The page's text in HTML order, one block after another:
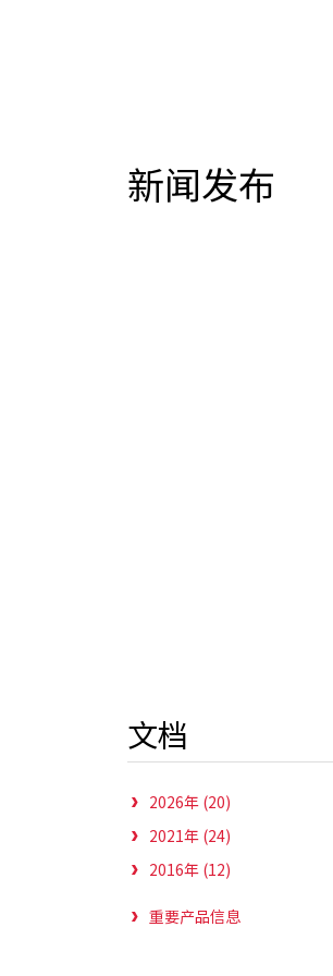
新闻发布
文档
2026年 (20)
2021年 (24)
2016年 (12)
重要产品信息